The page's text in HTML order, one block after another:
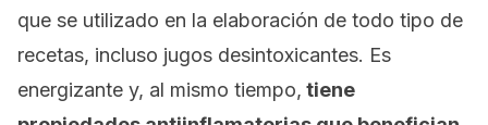
que se utilizado en la elaboración de todo tipo de
recetas, incluso jugos desintoxicantes. Es
energizante y, al mismo tiempo, tiene